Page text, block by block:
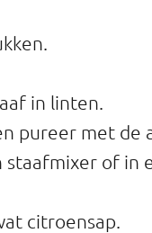
in linten.
pureer met de
of in
citroensap.